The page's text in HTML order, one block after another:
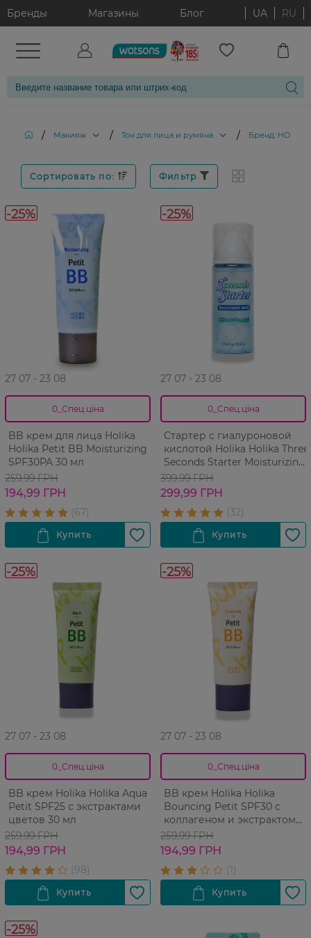
Бренды Магазины Блог UA RU
/ Макияж / Тон для лица и румяна / Бренд: HOLIKA
Сортировать по: Фильтр
-25%
27 07 - 23 08
0_Спец.ціна
BB крем для лица Holika
Holika Petit BB Moisturizing
SPF30PA 30 мл
259,99 ГРН
194,99 ГРН
-25%
27 07 - 23 08
0_Спец.ціна
Стартер с гиалуроновой
кислотой Holika Holika Three
Seconds Starter Moisturizing
Hyaluronic Acid 150 мл
399,99 ГРН
299,99 ГРН
-25%
27 07 - 23 08
0_Спец.ціна
BB крем Holika Holika Aqua
Petit SPF25 с экстрактами
цветов 30 мл
259,99 ГРН
194,99 ГРН
-25%
27 07 - 23 08
0_Спец.ціна
BB крем Holika Holika
Bouncing Petit SPF30 с
коллагеном и экстрактом
черной икры 30 мл
259,99 ГРН
194,99 ГРН
-25%